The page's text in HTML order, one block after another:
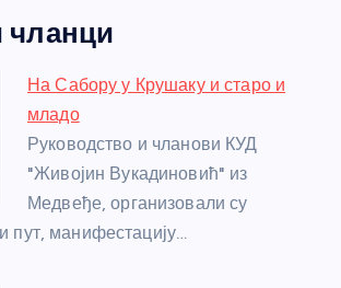
er at
s
p
p
a
e
e
e
чланци
На Сабору у Крушаку и старо и
младо
Руководство и чланови КУД
"Живојин Вукадиновић" из
Медвеђе, организовали су
пут, манифестацију…